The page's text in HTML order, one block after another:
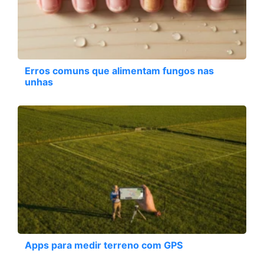
Erros comuns que alimentam fungos nas
unhas
Apps para medir terreno com GPS